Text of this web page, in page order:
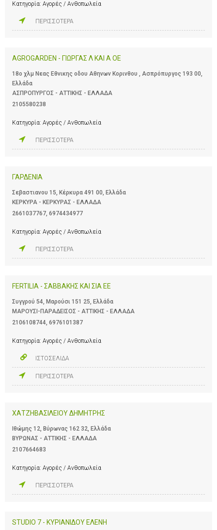
Κατηγορία: Αγορές / Ανθοπωλεία
ΠΕΡΙΣΣΟΤΕΡΑ
AGROGARDEN - ΓΙΩΡΓΑΣ Λ ΚΑΙ Α ΟΕ
18ο χλμ Νεας Εθνικης οδου Αθηνων Κορινθου , Ασπρόπυργος 193 00,
Ελλάδα
ΑΣΠΡΟΠΥΡΓΟΣ - ΑΤΤΙΚΗΣ - ΕΛΛΑΔΑ
2105580238
Κατηγορία: Αγορές / Ανθοπωλεία
ΠΕΡΙΣΣΟΤΕΡΑ
ΓΑΡΔΕΝΙΑ
Σεβαστιανου 15, Κέρκυρα 491 00, Ελλάδα
ΚΕΡΚΥΡΑ - ΚΕΡΚΥΡΑΣ - ΕΛΛΑΔΑ
2661037767, 6974434977
Κατηγορία: Αγορές / Ανθοπωλεία
ΠΕΡΙΣΣΟΤΕΡΑ
FERTILIA - ΣΑΒΒΑΚΗΣ ΚΑΙ ΣΙΑ ΕΕ
Συγγρού 54, Μαρούσι 151 25, Ελλάδα
ΜΑΡΟΥΣΙ-ΠΑΡΑΔΕΙΣΟΣ - ΑΤΤΙΚΗΣ - ΕΛΛΑΔΑ
2106108744, 6976101387
Κατηγορία: Αγορές / Ανθοπωλεία
ΙΣΤΟΣΕΛΙΔΑ
ΠΕΡΙΣΣΟΤΕΡΑ
ΧΑΤΖΗΒΑΣΙΛΕΙΟΥ ΔΗΜΗΤΡΗΣ
Ιθώμης 12, Βύρωνας 162 32, Ελλάδα
ΒΥΡΩΝΑΣ - ΑΤΤΙΚΗΣ - ΕΛΛΑΔΑ
2107664683
Κατηγορία: Αγορές / Ανθοπωλεία
ΠΕΡΙΣΣΟΤΕΡΑ
STUDIO 7 - ΚΥΡΙΑΝΙΔΟΥ ΕΛΕΝΗ